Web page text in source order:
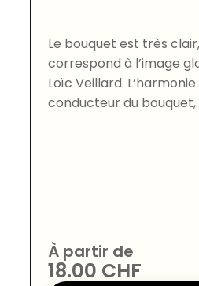
Le bouquet est très
correspond à l’image
Loïc Veillard.
conducteur du
À partir de
18.00 CHF